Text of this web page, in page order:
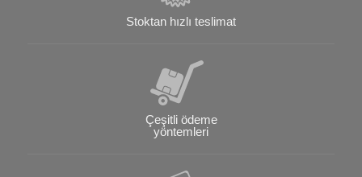
Stoktan hızlı teslimat
Çeşitli ödeme
yöntemleri